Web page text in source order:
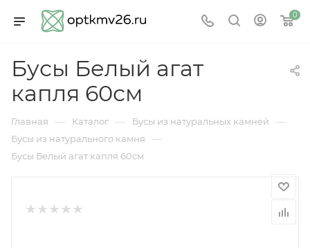
0
Бусы Белый агат
капля 60см
Главная — Каталог — Бусы из натуральных камней —
Бусы из натурального камня —
Бусы Белый агат капля 60см